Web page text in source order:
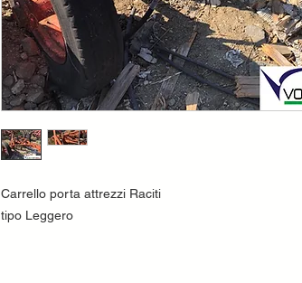
Carrello porta attrezzi Raciti
tipo Leggero